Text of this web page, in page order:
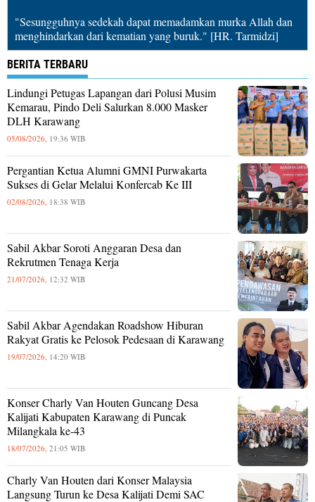
"Sesungguhnya sedekah dapat memadamkan murka Allah dan
menghindarkan dari kematian yang buruk." [HR. Tarmidzi]
BERITA TERBARU
Lindungi Petugas Lapangan dari Polusi Musim
Kemarau, Pindo Deli Salurkan 8.000 Masker
DLH Karawang
05/08/2026, 19:36 WIB
Pergantian Ketua Alumni GMNI Purwakarta
Sukses di Gelar Melalui Konfercab Ke III
02/08/2026, 18:38 WIB
Sabil Akbar Soroti Anggaran Desa dan
Rekrutmen Tenaga Kerja
21/07/2026, 12:32 WIB
Sabil Akbar Agendakan Roadshow Hiburan
Rakyat Gratis ke Pelosok Pedesaan di Karawang
19/07/2026, 14:20 WIB
Konser Charly Van Houten Guncang Desa
Kalijati Kabupaten Karawang di Puncak
Milangkala ke-43
18/07/2026, 21:05 WIB
Charly Van Houten dari Konser Malaysia
Langsung Turun ke Desa Kalijati Demi SAC